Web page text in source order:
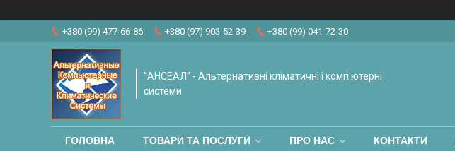
+380 (99) 477-66-86 +380 (97) 903-52-39 +380 (99) 041-72-30
"АНСЕАЛ" - Альтернативні кліматичні і комп'ютерні
системи
ГОЛОВНА ТОВАРИ ТА ПОСЛУГИ ПРО НАС КОНТАКТИ